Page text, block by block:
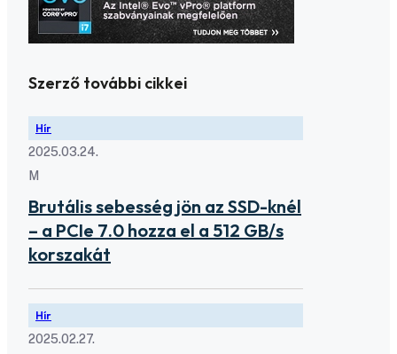
Szerző további cikkei
Hír
2025.03.24.
M
Brutális sebesség jön az SSD-knél
– a PCIe 7.0 hozza el a 512 GB/s
korszakát
Hír
2025.02.27.